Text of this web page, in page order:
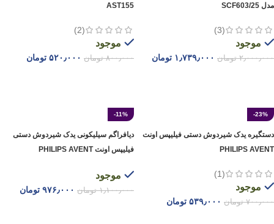
مدل SCF603/25
(3)
موجود
۲٫۰۰۰٫۰۰۰ تومان ۱٫۷۳۹٫۰۰۰ تومان
AST155
(2)
موجود
۸۰۰٫۰۰۰ تومان ۵۲۰٫۰۰۰ تومان
-23%
دستگیره یدک شیردوش دستی فیلیپس اونت
PHILIPS AVENT
(1)
موجود
۷۰۰٫۰۰۰ تومان ۵۳۹٫۰۰۰ تومان
-11%
دیافراگم سیلیکونی یدک شیردوش دستی
فیلیپس اونت PHILIPS AVENT
موجود
۱٫۱۰۰٫۰۰۰ تومان ۹۷۶٫۰۰۰ تومان